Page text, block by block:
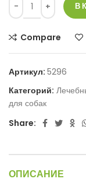
В
Compare
Артикул: 5296
Категорий:
для собак
Share:
ОПИСАНИЕ